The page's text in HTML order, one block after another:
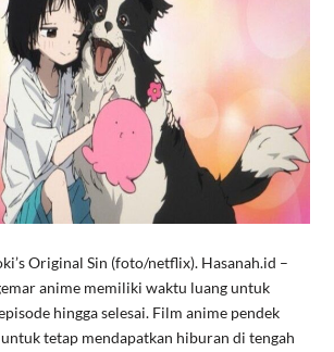
Original Sin (foto/netflix). Hasanah.id –
anime memiliki waktu luang untuk
hingga selesai. Film anime pendek
tetap mendapatkan hiburan di tengah